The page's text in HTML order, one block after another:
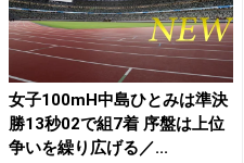
女子100mH中島ひとみは準決
勝13秒02で組7着 序盤は上位
争いを繰り広げる／...